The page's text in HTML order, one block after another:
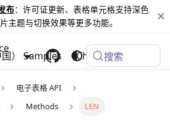
布：许可证更新、表格单元格支持深色
主题与切换效果等更多功能。
Samples Changelog
） 搜索
电子表格 API
Methods LEN